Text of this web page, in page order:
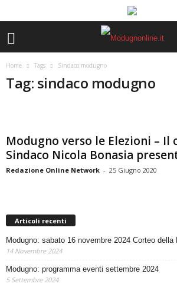
Home Tags Sindaco modugno
Tag: sindaco modugno
Modugno verso le Elezioni – Il
Sindaco Nicola Bonasia
Redazione Online Network - 25 Giugno 2020
Articoli recenti
Modugno: sabato 16 novembre 2024 Corteo della
14 Novembre 2024
Modugno: programma eventi settembre 2024
5 Settembre 2024